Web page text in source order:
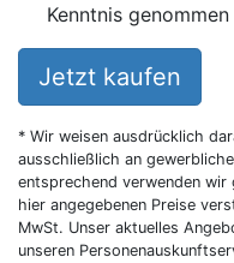
Kenntnis genommen
Jetzt kaufen
* Wir weisen ausdrücklich
ausschließlich an
entsprechend verwenden
hier angegebenen Preise
MwSt. Unser aktuelles
unseren